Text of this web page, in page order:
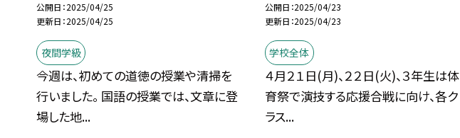
公開日 2025/04/25
更新日 2025/04/25
夜間学級
今週は、初めての道徳の授業や清掃を
行いました。 国語の授業では、文章に登
場した地...
公開日 2025/04/23
更新日 2025/04/23
学校全体
４月２１日(月)、２２日(火)、３年生は体
育祭で演技する応援合戦に向け、各ク
ラス...